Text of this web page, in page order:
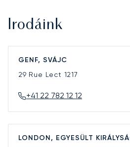
Irodáink
GENF, SVÁJC
29 Rue Lect 1217
+41 22 782 12 12
LONDON, EGYESÜLT